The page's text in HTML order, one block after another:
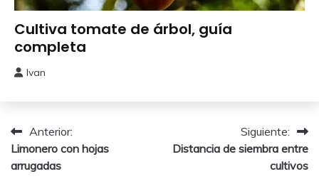
Como
Sembrar
o
Plantar
Cultiva tomate de árbol, guía
completa
noviembre,
Ivan
Navegación
de
Anterior:
Limonero con hojas
arrugadas
Siguiente:
Distancia de siembra entre
cultivos